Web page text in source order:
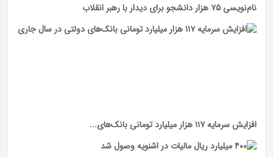
نام‌نویسی ۷۵ هزار دانشجو برای دیدار با رهبر انقلاب
افزایش سرمایه ۱۱۷ هزار میلیارد تومانی بانک‌های...